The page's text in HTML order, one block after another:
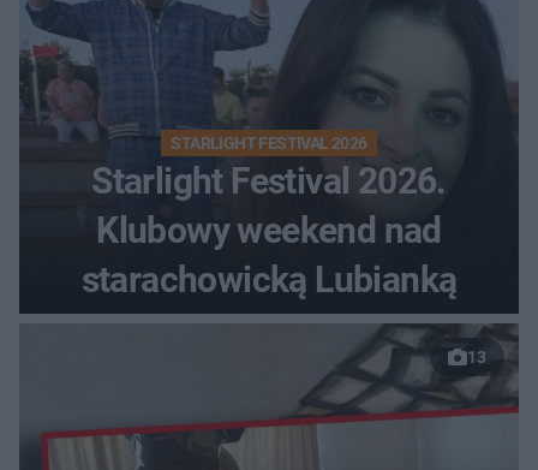
STARLIGHT FESTIVAL 2026
Starlight Festival 2026.
Klubowy weekend nad
starachowicką Lubianką
13